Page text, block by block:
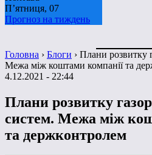
П’ятниця, 07
Прогноз на тиждень
Головна › Блоги › Плани розвитку
Межа між коштами компанії та
4.12.2021 - 22:44
Плани розвитку
систем. Межа між
та держконтролем